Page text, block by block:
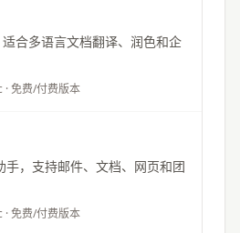
合多语言文档翻译、润色和企
·免费/付费版本
，支持邮件、文档、网页和团
·免费/付费版本